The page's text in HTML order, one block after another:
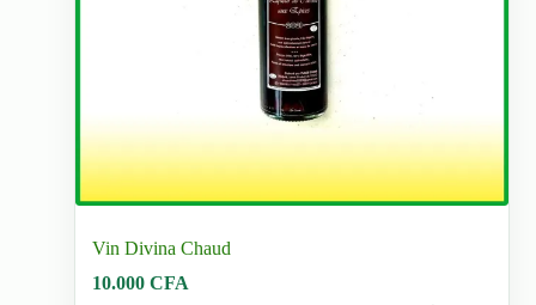
Vin Divina Chaud
10.000CFA